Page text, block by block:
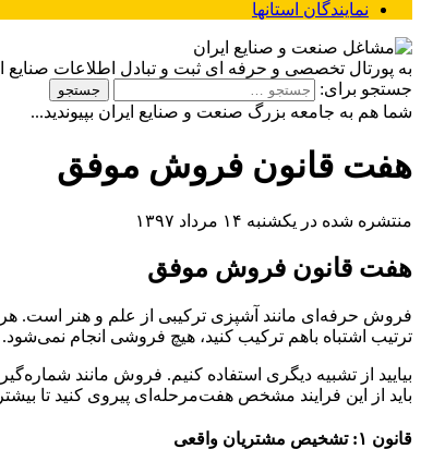
نمایندگان استانها
به پورتال تخصصی و حرفه ای ثبت و تبادل اطلاعات
جستجو برای:
شما هم به جامعه بزرگ صنعت و صنایع ایران بپیوندید...
هفت قانون فروش موفق
منتشره شده در یکشنبه ۱۴ مرداد ۱۳۹۷
هفت قانون فروش موفق
فروش حرفه‌ای مانند آشپزی ترکیبی از علم و هنر است. هرگز
ترتیب اشتباه با‌هم ترکیب کنید، هیچ فروشی انجام نمی‌شود.
بیایید از تشبیه دیگری استفاده کنیم. فروش مانند
باید از این فرایند مشخص هفت‌مرحله‌ای پیروی کنید تا
قانون ۱: تشخیص مشتریان واقعی